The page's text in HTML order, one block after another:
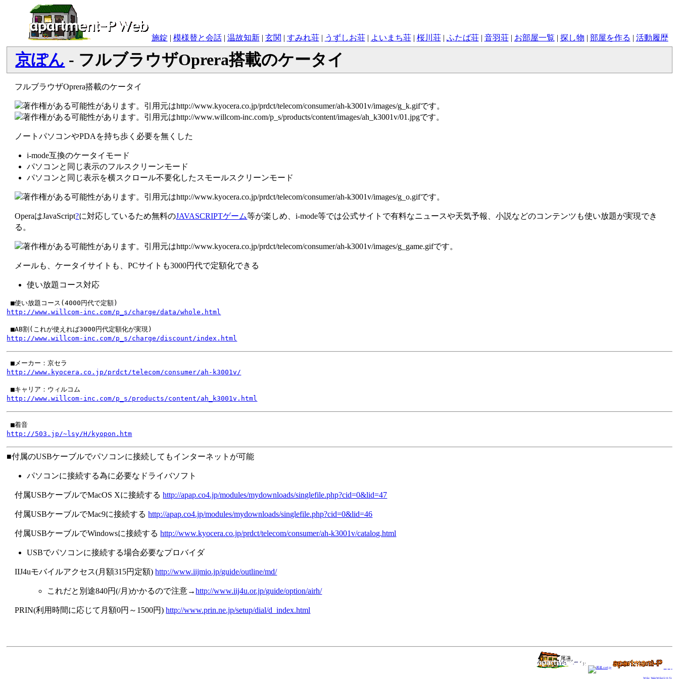
施錠 | 模様替と会話| 温故知新| 玄関 | すみれ荘| うずしお荘| よいまち荘| 桜川荘| ふたば荘| 音羽荘| お部屋一覧 | 探し物 | 部屋を作る | 活動履歴
京ぽん - フルブラウザOprera搭載のケータイ
フルブラウザOprera搭載のケータイ
ノートパソコンやPDAを持ち歩く必要を無くした
i-mode互換のケータイモード
パソコンと同じ表示のフルスクリーンモード
パソコンと同じ表示を横スクロール不要化したスモールスクリーンモード
OperaはJavaScript?に対応しているため無料のJAVASCRIPTゲーム等が楽しめ、i-mode等では公式サイトで有料なニュースや天気予報、小説などのコンテンツも使い放題が実現でき
る。
メールも、ケータイサイトも、PCサイトも3000円代で定額化できる
使い放題コース対応
http://www.willcom-inc.com/p_s/charge/data/whole.html
http://www.willcom-inc.com/p_s/charge/discount/index.html
http://www.kyocera.co.jp/prdct/telecom/consumer/ah-k3001v/
http://www.willcom-inc.com/p_s/products/content/ah_k3001v.html
http://503.jp/~lsy/H/kyopon.htm
■付属のUSBケーブルでパソコンに接続してもインターネットが可能
パソコンに接続する為に必要なドライバソフト
付属USBケーブルでMacOS Xに接続するhttp://apap.co4.jp/modules/mydownloads/singlefile.php?cid=0&lid=47
付属USBケーブルでMac9に接続するhttp://apap.co4.jp/modules/mydownloads/singlefile.php?cid=0&lid=46
付属USBケーブルでWindowsに接続するhttp://www.kyocera.co.jp/prdct/telecom/consumer/ah-k3001v/catalog.html
USBでパソコンに接続する場合必要なプロバイダ
IIJ4uモバイルアクセス(月額315円定額)http://www.iijmio.jp/guide/outline/md/
これだと別途840円(/月)かかるので注意→http://www.iij4u.or.jp/guide/option/airh/
PRIN(利用時間に応じて月額0円～1500円)http://www.prin.ne.jp/setup/dial/d_index.html
Wiki YukiWiki(2.0.5).